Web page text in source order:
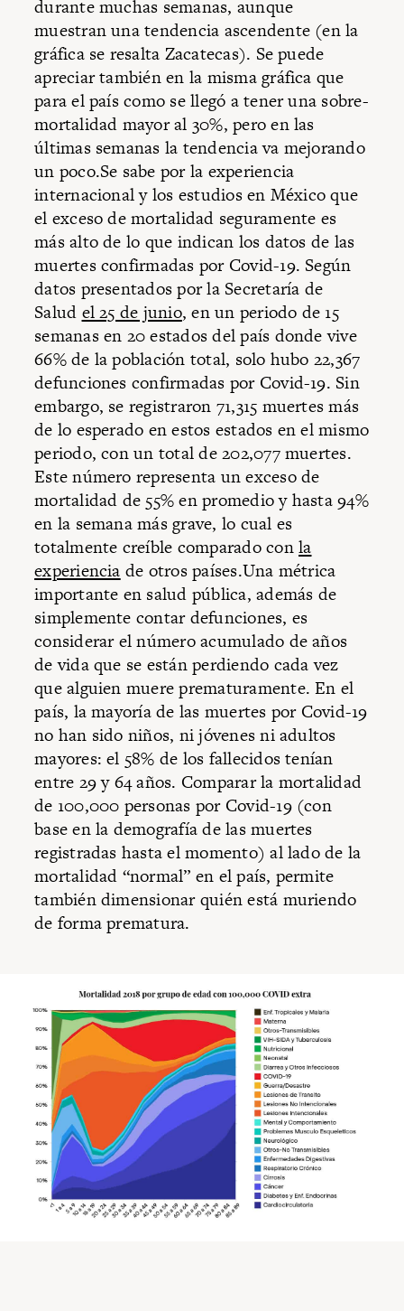
durante muchas semanas, aunque
muestran una tendencia ascendente (en la
gráfica se resalta Zacatecas). Se puede
apreciar también en la misma gráfica que
para el país como se llegó a tener una sobre-
mortalidad mayor al 30%, pero en las
últimas semanas la tendencia va mejorando
un poco.Se sabe por la experiencia
internacional y los estudios en México que
el exceso de mortalidad seguramente es
más alto de lo que indican los datos de las
muertes confirmadas por Covid-19. Según
datos presentados por la Secretaría de
Salud el 25 de junio, en un periodo de 15
semanas en 20 estados del país donde vive
66% de la población total, solo hubo 22,367
defunciones confirmadas por Covid-19. Sin
embargo, se registraron 71,315 muertes más
de lo esperado en estos estados en el mismo
periodo, con un total de 202,077 muertes.
Este número representa un exceso de
mortalidad de 55% en promedio y hasta 94%
en la semana más grave, lo cual es
totalmente creíble comparado conla
experiencia de otros países.Una métrica
importante en salud pública, además de
simplemente contar defunciones, es
considerar el número acumulado de años
de vida que se están perdiendo cada vez
que alguien muere prematuramente. En el
país, la mayoría de las muertes por Covid-19
no han sido niños, ni jóvenes ni adultos
mayores: el 58% de los fallecidos tenían
entre 29 y 64 años. Comparar la mortalidad
de 100,000 personas por Covid-19 (con
base en la demografía de las muertes
registradas hasta el momento) al lado de la
mortalidad “normal” en el país, permite
también dimensionar quién está muriendo
de forma prematura.